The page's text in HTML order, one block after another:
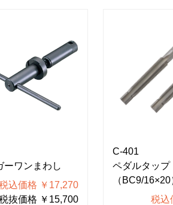
ーワンまわし
込価格 ￥17,270
抜価格 ￥15,700
C-401
ペダルタップ
（BC9/16×20
税込